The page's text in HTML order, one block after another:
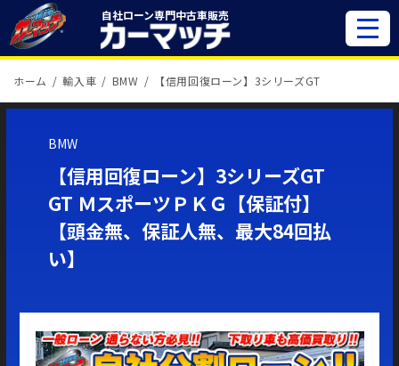
自社ローン専門中古車販売
ホーム 輸入車 BMW 【信用回復ローン】3シリーズGT
BMW
【信用回復ローン】3シリーズGT
GT ＭスポーツＰＫＧ【保証付】
【頭金無、保証人無、最大84回払
い】